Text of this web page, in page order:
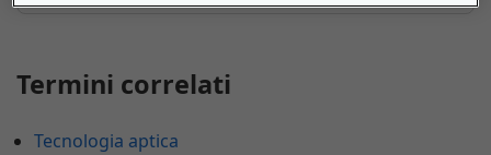
Termini correlati
Tecnologia aptica